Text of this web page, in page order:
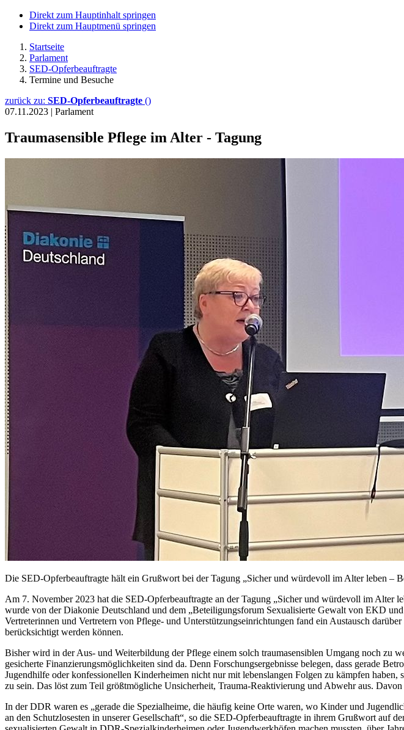
Direkt zum Hauptinhalt springen
Direkt zum Hauptmenü springen
Startseite
Parlament
SED-Opferbeauftragte
Termine und Besuche
zurück zu: SED-Opferbeauftragte ()
07.11.2023 | Parlament
Traumasensible Pflege im Alter - Tagung
Die SED-Opferbeauftragte hält ein Grußwort bei der Tagung „Sicher und würdevoll im Alter leben –
Am 7. November 2023 hat die SED-Opferbeauftragte an der Tagung „Sicher und würdevoll im Alter
wurde von der Diakonie Deutschland und dem „Beteiligungsforum Sexualisierte Gewalt von EKD
Vertreterinnen und Vertretern von Pflege- und Unterstützungseinrichtungen fand ein Austausch
berücksichtigt werden können.
Bisher wird in der Aus- und Weiterbildung der Pflege einem solch traumasensiblen Umgang noch zu
gesicherte Finanzierungsmöglichkeiten sind da. Denn Forschungsergebnisse belegen, dass gerade
Jugendhilfe oder konfessionellen Kinderheimen nicht nur mit lebenslangen Folgen zu kämpfen
zu sein. Das löst zum Teil größtmögliche Unsicherheit, Trauma-Reaktivierung und Abwehr aus.
In der DDR waren es „gerade die Spezialheime, die häufig keine Orte waren, wo Kinder und
an den Schutzlosesten in unserer Gesellschaft“, so die SED-Opferbeauftragte in ihrem Grußwort auf